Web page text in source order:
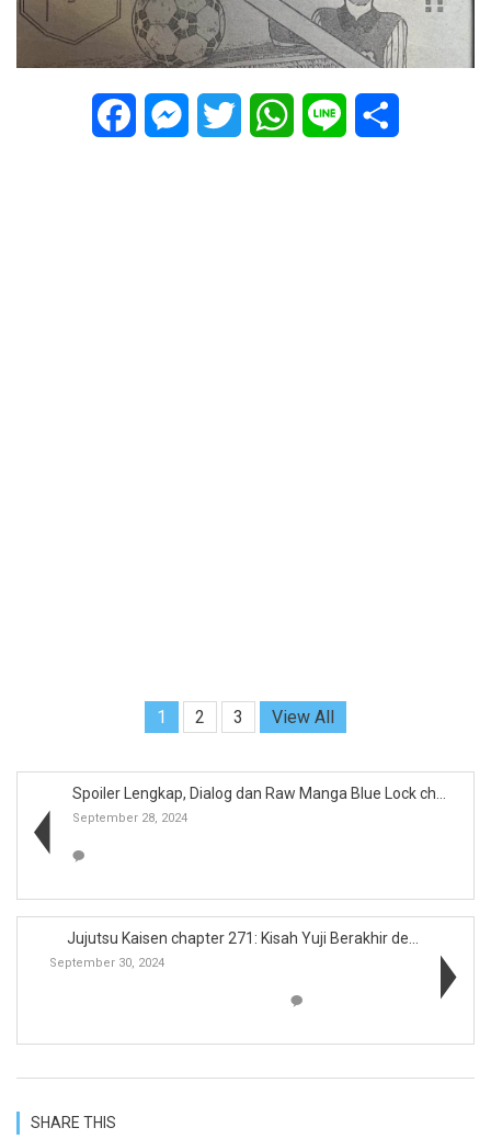
FacebookMessenger
Twitter WhatsApp
Line
1 2 3 View All
Spoiler Lengkap, Dialog dan Raw Manga Blue Lock ch...
September 28, 2024
Jujutsu Kaisen chapter 271: Kisah Yuji Berakhir de...
September 30, 2024
SHARE THIS